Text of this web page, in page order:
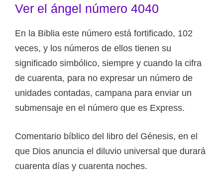
Ver el ángel número 4040
En la Biblia este número está fortificado, 102
veces, y los números de ellos tienen su
significado simbólico, siempre y cuando la cifra
de cuarenta, para no expresar un número de
unidades contadas, campana para enviar un
submensaje en el número que es Express.
Comentario bíblico del libro del Génesis, en el
que Dios anuncia el diluvio universal que durará
cuarenta días y cuarenta noches.